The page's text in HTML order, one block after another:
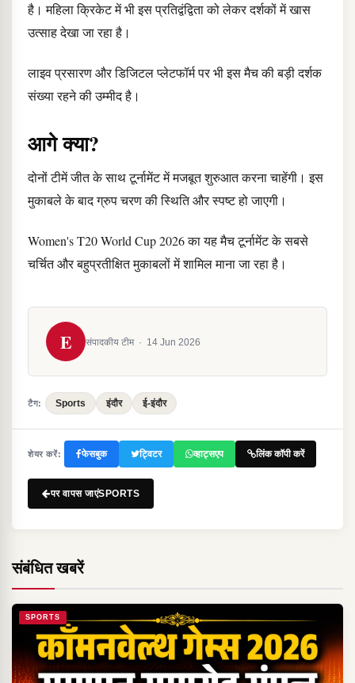
है। महिला क्रिकेट में भी इस प्रतिद्वंद्विता को लेकर दर्शकों में खास
उत्साह देखा जा रहा है।
लाइव प्रसारण और डिजिटल प्लेटफॉर्म पर भी इस मैच की बड़ी दर्शक
संख्या रहने की उम्मीद है।
आगे क्या?
दोनों टीमें जीत के साथ टूर्नामेंट में मजबूत शुरुआत करना चाहेंगी। इस
मुकाबले के बाद ग्रुप चरण की स्थिति और स्पष्ट हो जाएगी।
Women's T20 World Cup 2026 का यह मैच टूर्नामेंट के सबसे
चर्चित और बहुप्रतीक्षित मुकाबलों में शामिल माना जा रहा है।
E संपादकीय टीम · 14 Jun 2026
टैग: Sports इंदौर ई-इंदौर
शेयर करें: फेसबुक ट्विटर व्हाट्सएप लिंक कॉपी करें
पर वापस जाएंSPORTS
संबंधित खबरें
SPORTS